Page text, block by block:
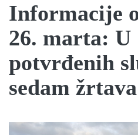
Informacije
26. marta:
potvrđenih
sedam žrtava